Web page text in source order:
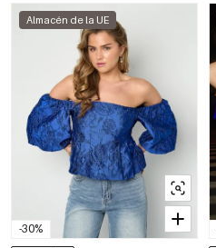
-30%
Almacén de la UE